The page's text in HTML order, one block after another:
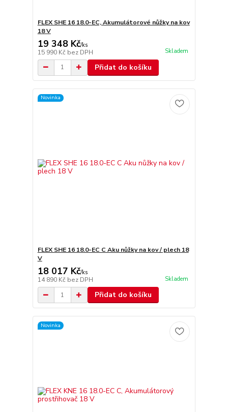
FLEX SHE 16 18.0-EC, Akumulátorové nůžky na kov
18 V
19 348 Kč/ks
15 990 Kč bez DPH Skladem
Přidat do košíku
Novinka
FLEX SHE 16 18.0-EC C Aku nůžky na kov / plech 18
V
18 017 Kč/ks
14 890 Kč bez DPH Skladem
Přidat do košíku
Novinka